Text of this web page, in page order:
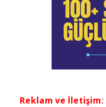
Reklam ve İletişim: